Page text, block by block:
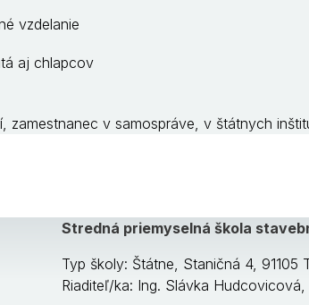
vzdelanie
aj chlapcov
zamestnanec v samospráve, v štátnych
Stredná priemyselná škola
Typ školy: Štátne, Staničná 4, 91105
Riaditeľ/ka: Ing. Slávka